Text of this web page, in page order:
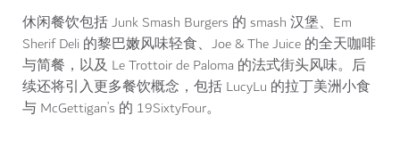
休闲餐饮包括 Junk Smash Burgers 的 smash 汉堡、Em
Sherif Deli 的黎巴嫩风味轻食、Joe & The Juice 的全天咖啡
与简餐，以及 Le Trottoir de Paloma 的法式街头风味。后
续还将引入更多餐饮概念，包括 LucyLu 的拉丁美洲小食
与 McGettigan’s 的 19SixtyFour。